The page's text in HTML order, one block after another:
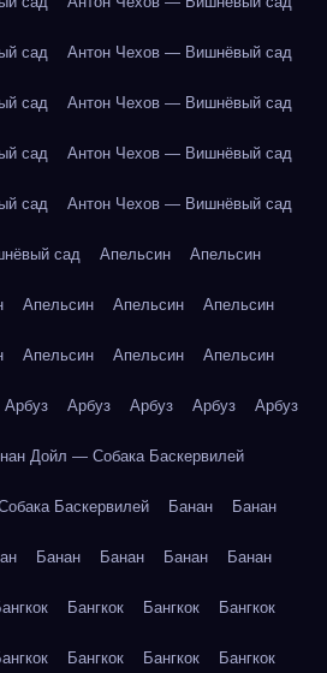
сад Антон Чехов — Вишнёвый сад
сад Антон Чехов — Вишнёвый сад
сад Антон Чехов — Вишнёвый сад
сад Антон Чехов — Вишнёвый сад
сад Апельсин Апельсин
Апельсин Апельсин Апельсин
Апельсин Апельсин Апельсин
Арбуз Арбуз Арбуз Арбуз Арбуз
Дойл — Собака Баскервилей
Баскервилей Банан Банан
Банан Банан Банан Банан
Бангкок Бангкок Бангкок
Бангкок Бангкок Бангкок